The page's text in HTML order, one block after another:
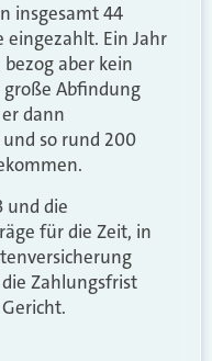
insgesamt 44
eingezahlt. Ein Jahr
aber kein
Abfindung
dann
so rund 200
und die
für die Zeit, in
Zahlungsfrist